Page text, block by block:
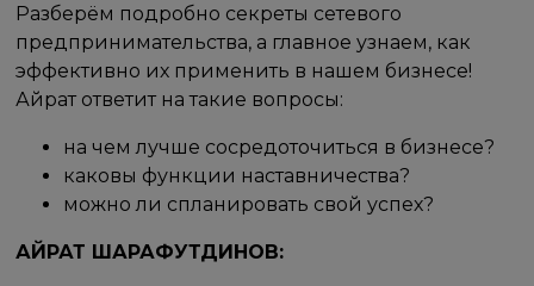
Разберём подробно секреты сетевого
предпринимательства, а главное узнаем, как
эффективно их применить в нашем бизнесе!
Айрат ответит на такие вопросы:
на чем лучше сосредоточиться в бизнесе?
каковы функции наставничества?
можно ли спланировать свой успех?
АЙРАТ ШАРАФУТДИНОВ: